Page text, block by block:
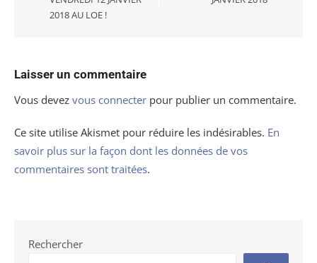
2018 AU LOE !
Laisser un commentaire
Vous devez vous connecter pour publier un commentaire.
Ce site utilise Akismet pour réduire les indésirables. En
savoir plus sur la façon dont les données de vos
commentaires sont traitées.
Rechercher